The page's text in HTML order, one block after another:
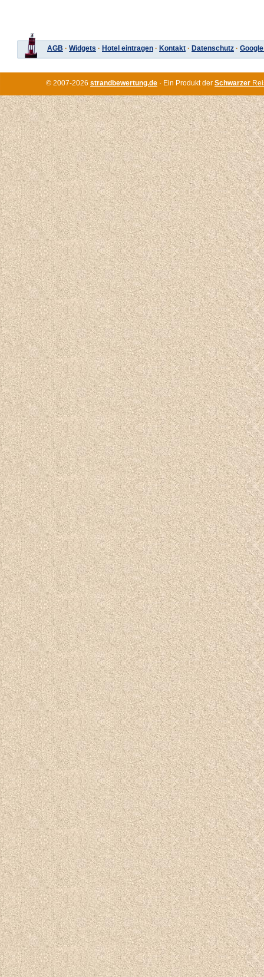
AGB · Widgets · Hotel eintragen · Kontakt · Datenschutz ·
© 2007-2026 strandbewertung.de · Ein Produkt der Schwarzer